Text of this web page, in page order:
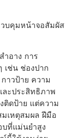
บคุมหน้าจอสัมผัส
ำอาง การ
ช่น ช่องปาก
าวป้าย ความ
ะประสิทธิภาพ
ติดป้าย แต่ความ
เหตุสมผล ฝีมือ
บที่แม่นยำสูง